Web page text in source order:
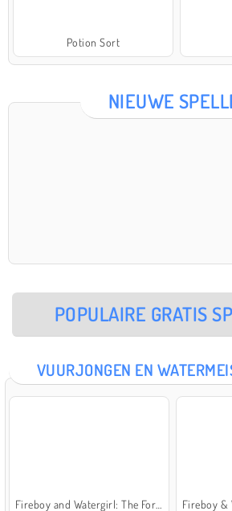
Potion Sort
NIEUWE
POPULAIRE GRATIS